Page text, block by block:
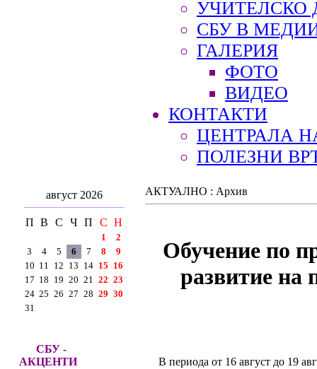
УЧИТЕЛСКО
СБУ В
ГАЛЕРИЯ
ФОТО
ВИДЕО
КОНТАКТИ
ЦЕНТРАЛА
ПОЛЕЗНИ
август 2026
П В С Ч П С Н
1
2
3
4 5 6 7 8
9
10 11 12 13 14 15 16
17 18 19 20 21 22 23
24 25 26 27 28 29 30
31
СБУ -
АКЦЕНТИ
АКТУАЛНО : Архив
Обучение по
развитие на
В периода от 16 август до 19